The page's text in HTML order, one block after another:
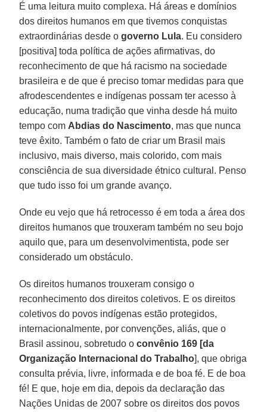
É uma leitura muito complexa. Há áreas e domínios
dos direitos humanos em que tivemos conquistas
extraordinárias desde ogoverno Lula. Eu considero
[positiva] toda política de ações afirmativas, do
reconhecimento de que há racismo na sociedade
brasileira e de que é preciso tomar medidas para que
afrodescendentes e indígenas possam ter acesso à
educação, numa tradição que vinha desde há muito
tempo com Abdias do Nascimento, mas que nunca
teve êxito. Também o fato de criar um Brasil mais
inclusivo, mais diverso, mais colorido, com mais
consciência de sua diversidade étnico cultural. Penso
que tudo isso foi um grande avanço.
Onde eu vejo que há retrocesso é em toda a área dos
direitos humanos que trouxeram também no seu bojo
aquilo que, para um desenvolvimentista, pode ser
considerado um obstáculo.
Os direitos humanos trouxeram consigo o
reconhecimento dos direitos coletivos. E os direitos
coletivos do povos indígenas estão protegidos,
internacionalmente, por convenções, aliás, que o
Brasil assinou, sobretudo oconvênio 169 [da
Organização Internacional do Trabalho], que obriga
consulta prévia, livre, informada e de boa fé. E de boa
fé! E que, hoje em dia, depois da declaração das
Nações Unidas de 2007 sobre os direitos dos povos